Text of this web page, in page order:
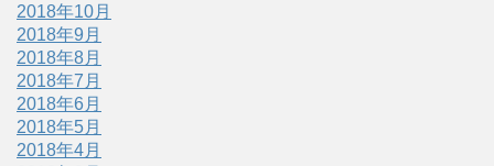
2018年10月
2018年9月
2018年8月
2018年7月
2018年6月
2018年5月
2018年4月